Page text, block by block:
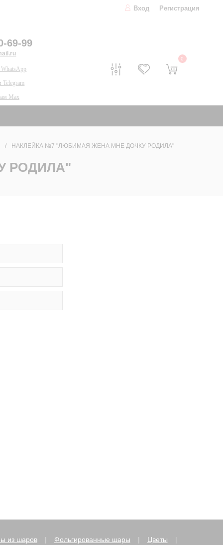
Вход Регистрация
69-99
Telegram
Max
0
НАКЛЕЙКА №7 "ЛЮБИМАЯ ЖЕНА МНЕ ДОЧКУ РОДИЛА"
РОДИЛА"
из шаров Фольгированные шары
Цветы